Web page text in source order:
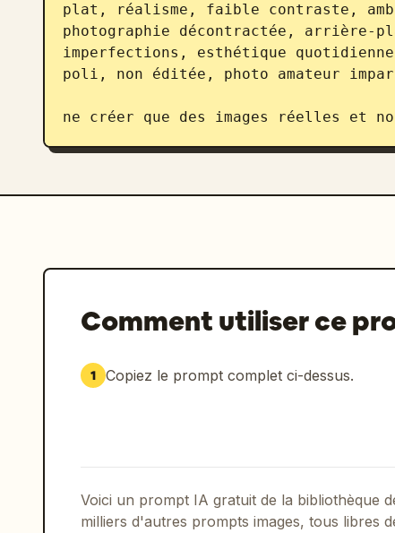
plat, réalisme, faible contraste,
photographie décontractée, arrière-
imperfections, esthétique
poli, non éditée, photo amateur
ne créer que des images réelles et
Comment utiliser ce
1 Copiez le prompt complet ci-dessus.
Voici un prompt IA gratuit de la bibliothèque
milliers d'autres prompts images, tous libres